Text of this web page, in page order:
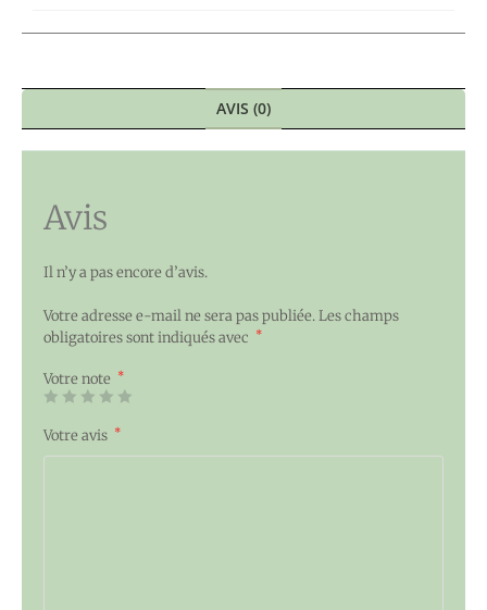
AVIS (0)
Avis
Il n’y a pas encore d’avis.
Votre adresse e-mail ne sera pas publiée.Les champs
obligatoires sont indiqués avec
*
Votre note *
Votre avis *